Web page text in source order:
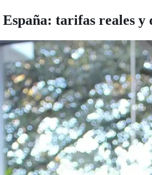
tarifas reales y